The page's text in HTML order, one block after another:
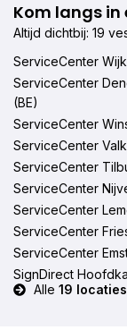
Kom langs in
Altijd dichtbij: 19
ServiceCenter
ServiceCenter
(BE)
ServiceCenter
ServiceCenter
ServiceCenter
ServiceCenter
ServiceCenter
ServiceCenter
ServiceCenter
SignDirect
Alle 19 locaties